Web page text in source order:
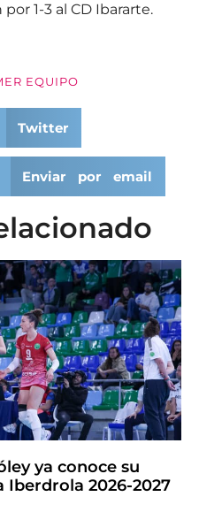
1-3 al CD Ibararte.
EQUIPO
Twitter
Enviar por email
ya conoce su
Iberdrola 2026-2027